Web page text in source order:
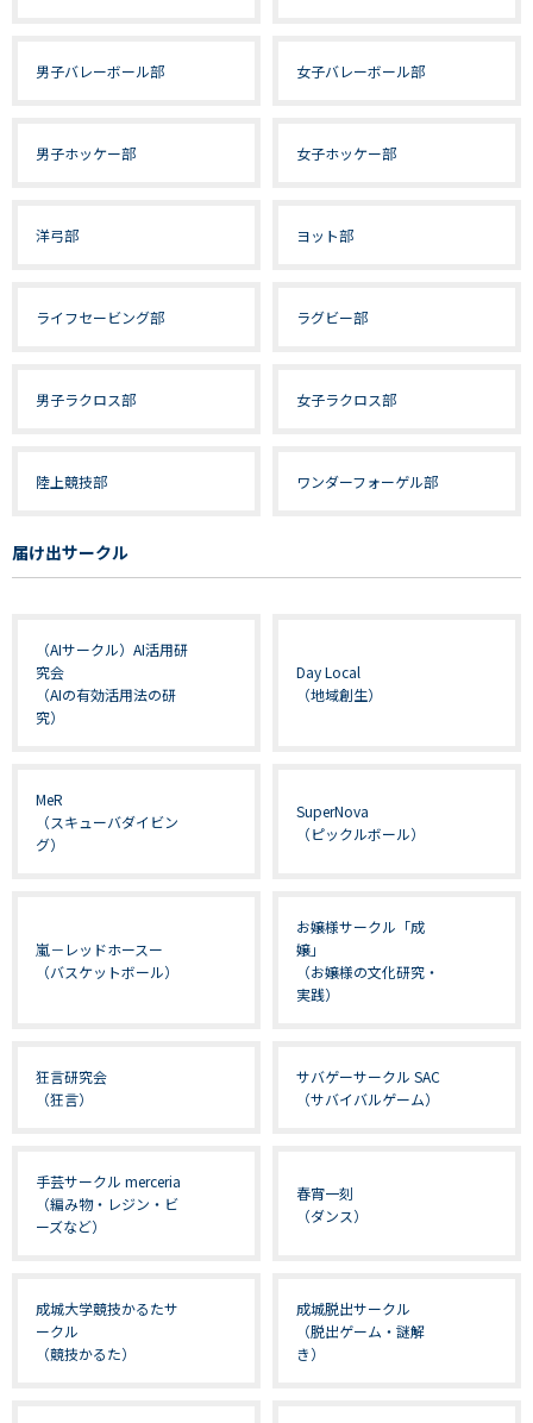
男子バレーボール部 女子バレーボール部
男子ホッケー部 女子ホッケー部
洋弓部 ヨット部
ライフセービング部 ラグビー部
男子ラクロス部 女子ラクロス部
陸上競技部 ワンダーフォーゲル部
届け出サークル
（AIサークル）AI活用研
究会
（AIの有効活用法の研
究）
Day Local
（地域創生）
MeR
（スキューバダイビン
グ）
SuperNova
（ピックルボール）
嵐－レッドホースー
（バスケットボール）
お嬢様サークル「成
嬢」
（お嬢様の文化研究・
実践）
狂言研究会
（狂言）
サバゲーサークル SAC
（サバイバルゲーム）
手芸サークル merceria
（編み物・レジン・ビ
ーズなど）
春宵一刻
（ダンス）
成城大学競技かるたサ
ークル
（競技かるた）
成城脱出サークル
（脱出ゲーム・謎解
き）